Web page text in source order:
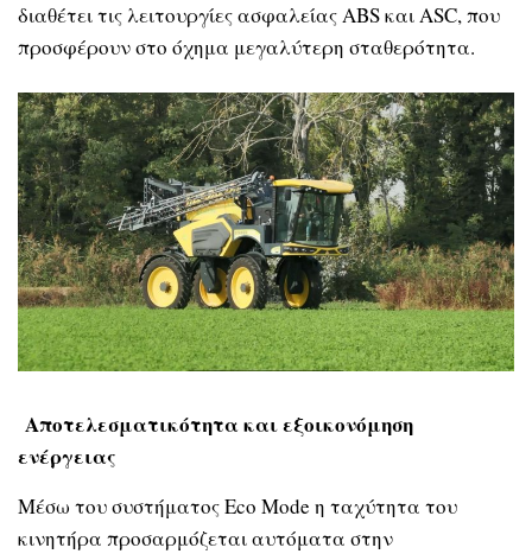
διαθέτει τις λειτουργίες ασφαλείας ABS και ASC, που
προσφέρουν στο όχημα μεγαλύτερη σταθερότητα.
Αποτελεσματικότητα και εξοικονόμηση
ενέργειας
Μέσω του συστήματος Eco Mode η ταχύτητα του
κινητήρα προσαρμόζεται αυτόματα στην